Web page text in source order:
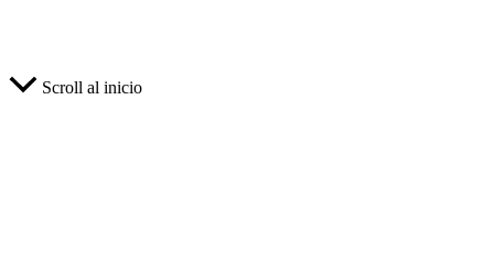
Scroll al inicio